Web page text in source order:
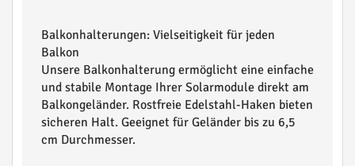
Balkonhalterungen: Vielseitigkeit für jeden
Balkon
Unsere Balkonhalterung ermöglicht eine einfache
und stabile Montage Ihrer Solarmodule direkt am
Balkongeländer. Rostfreie Edelstahl-Haken bieten
sicheren Halt. Geeignet für Geländer bis zu 6,5
cm Durchmesser.